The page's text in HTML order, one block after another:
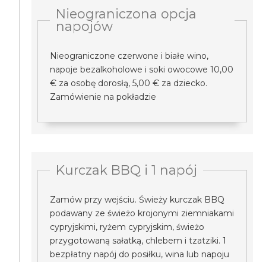
Nieograniczona opcja
napojów
Nieograniczone czerwone i białe wino,
napoje bezalkoholowe i soki owocowe 10,00
€ za osobę dorosłą, 5,00 € za dziecko.
Zamówienie na pokładzie
Kurczak BBQ i 1 napój
Zamów przy wejściu. Świeży kurczak BBQ
podawany ze świeżo krojonymi ziemniakami
cypryjskimi, ryżem cypryjskim, świeżo
przygotowaną sałatką, chlebem i tzatziki. 1
bezpłatny napój do posiłku, wina lub napoju